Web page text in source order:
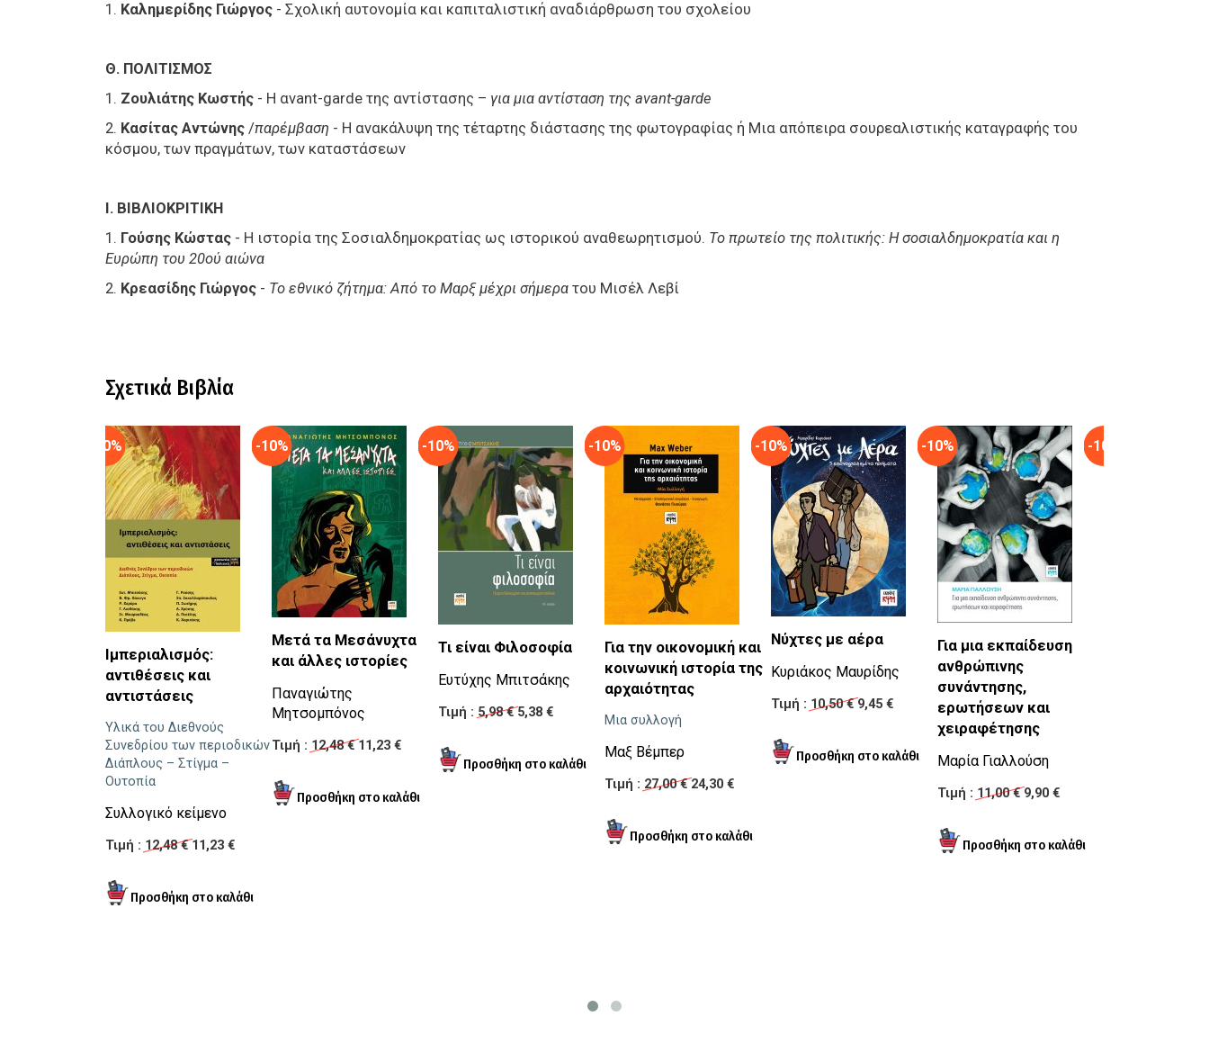
1. Καλημερίδης Γιώργος - Σχολική αυτονομία και καπιταλιστική αναδιάρθρωση του σχολείου
Θ. ΠΟΛΙΤΙΣΜΟΣ
1. Ζουλιάτης Κωστής - Η αvant-garde της αντίστασης – για μια αντίσταση της avant-garde
2. Κασίτας Αντώνης /παρέμβαση - Η ανακάλυψη της τέταρτης διάστασης της φωτογραφίας ή Μια απόπειρα σουρεαλιστικής καταγραφής του
κόσμου, των πραγμάτων, των καταστάσεων
Ι. ΒΙΒΛΙΟΚΡΙΤΙΚΗ
1. Γούσης Κώστας - Η ιστορία της Σοσιαλδημοκρατίας ως ιστορικού αναθεωρητισμού. Το πρωτείο της πολιτικής: Η σοσιαλδημοκρατία και η
Ευρώπη του 20ού αιώνα
2. Κρεασίδης Γιώργος - Το εθνικό ζήτημα: Από το Μαρξ μέχρι σήμερα του Μισέλ Λεβί
Σχετικά Βιβλία
-10%
Ιμπεριαλισμός:
αντιθέσεις και
αντιστάσεις
Υλικά του Διεθνούς
Συνεδρίου των περιοδικών
Διάπλους – Στίγμα –
Ουτοπία
Συλλογικό κείμενο
Τιμή : 12,48 €11,23 €
-10%
Μετά τα Μεσάνυχτα
και άλλες ιστορίες
Παναγιώτης
Μητσομπόνος
Τιμή : 12,48 €11,23 €
-10%
Τι είναι Φιλοσοφία
Ευτύχης Μπιτσάκης
Τιμή : 5,98 €5,38 €
-10%
Για την οικονομική και
κοινωνική ιστορία της
αρχαιότητας
Μια συλλογή
Μαξ Βέμπερ
Τιμή : 27,00 €24,30 €
-10%
Νύχτες με αέρα
Κυριάκος Μαυρίδης
Τιμή : 10,50 €9,45 €
-10%
Για μια εκπαίδευση
ανθρώπινης
συνάντησης,
ερωτήσεων και
χειραφέτησης
Μαρία Γιαλλούση
Τιμή : 11,00 €9,90 €
-10%